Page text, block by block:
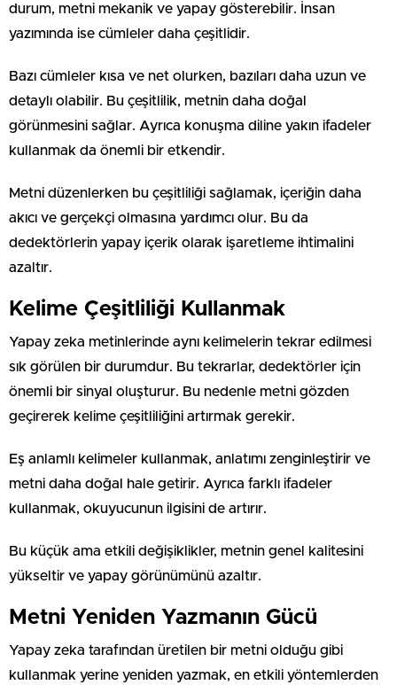
durum, metni mekanik ve yapay gösterebilir. İnsan
yazımında ise cümleler daha çeşitlidir.
Bazı cümleler kısa ve net olurken, bazıları daha uzun ve
detaylı olabilir. Bu çeşitlilik, metnin daha doğal
görünmesini sağlar. Ayrıca konuşma diline yakın ifadeler
kullanmak da önemli bir etkendir.
Metni düzenlerken bu çeşitliliği sağlamak, içeriğin daha
akıcı ve gerçekçi olmasına yardımcı olur. Bu da
dedektörlerin yapay içerik olarak işaretleme ihtimalini
azaltır.
Kelime Çeşitliliği Kullanmak
Yapay zeka metinlerinde aynı kelimelerin tekrar edilmesi
sık görülen bir durumdur. Bu tekrarlar, dedektörler için
önemli bir sinyal oluşturur. Bu nedenle metni gözden
geçirerek kelime çeşitliliğini artırmak gerekir.
Eş anlamlı kelimeler kullanmak, anlatımı zenginleştirir ve
metni daha doğal hale getirir. Ayrıca farklı ifadeler
kullanmak, okuyucunun ilgisini de artırır.
Bu küçük ama etkili değişiklikler, metnin genel kalitesini
yükseltir ve yapay görünümünü azaltır.
Metni Yeniden Yazmanın Gücü
Yapay zeka tarafından üretilen bir metni olduğu gibi
kullanmak yerine yeniden yazmak, en etkili yöntemlerden